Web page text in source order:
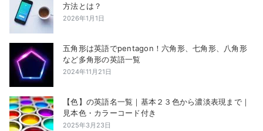
方法とは？
2026年1月1日
五角形は英語でpentagon！六角形、七角形、八角形
など多角形の英語一覧
2024年11月21日
【色】の英語名一覧｜基本２３色から濃淡表現まで｜
見本色・カラーコード付き
2025年3月23日